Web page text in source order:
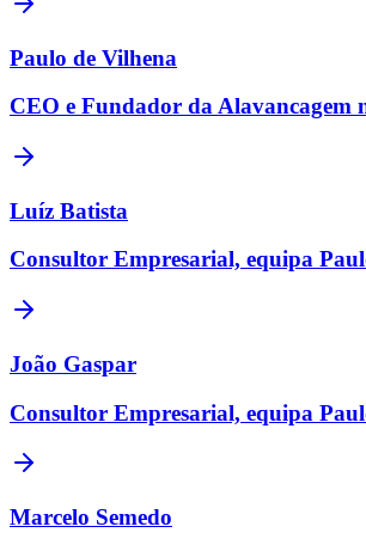
Paulo de Vilhena
CEO e Fundador da Alavancagem
Luíz Batista
Consultor Empresarial, equipa
João Gaspar
Consultor Empresarial, equipa
Marcelo Semedo